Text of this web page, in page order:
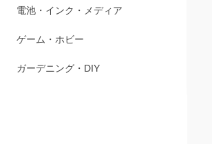
電池・インク・メディア
ゲーム・ホビー
ガーデニング・DIY